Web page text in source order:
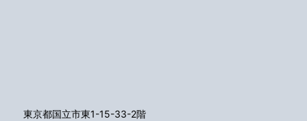
東京都国立市東1-15-33-2階